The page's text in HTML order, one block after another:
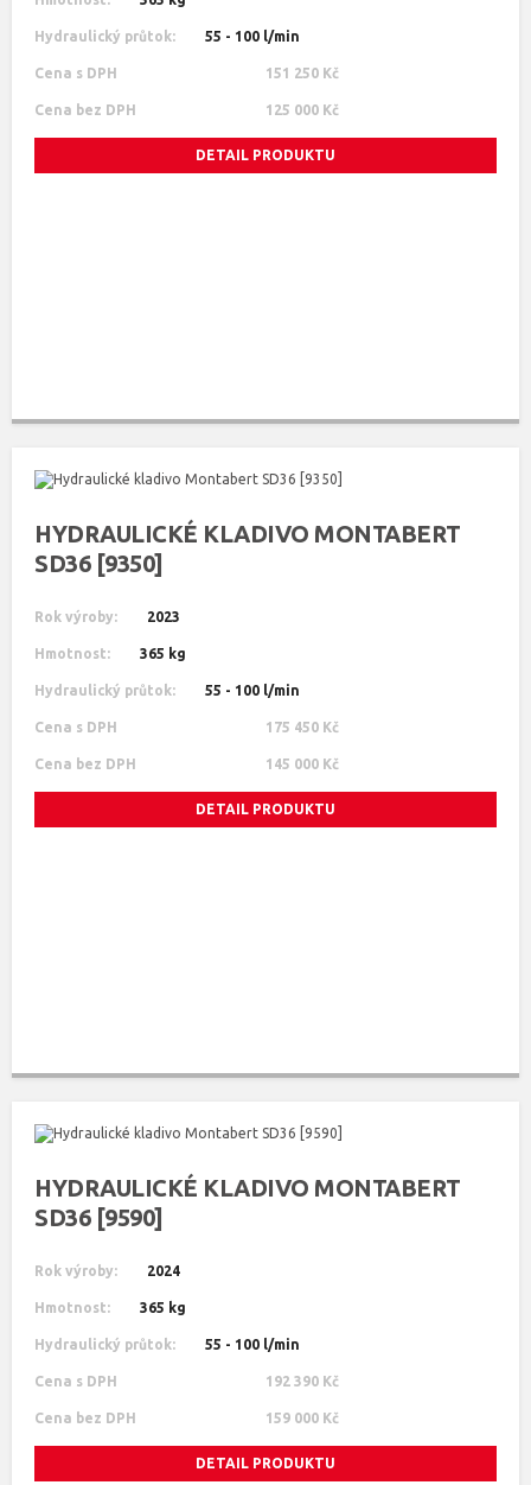
Hydraulický průtok: 55 - 100 l/min
Cena s DPH 151 250 Kč
Cena bez DPH 125 000 Kč
DETAIL PRODUKTU
HYDRAULICKÉ KLADIVO MONTABERT
SD36 [9350]
Rok výroby: 2023
Hmotnost: 365 kg
Hydraulický průtok: 55 - 100 l/min
Cena s DPH 175 450 Kč
Cena bez DPH 145 000 Kč
DETAIL PRODUKTU
HYDRAULICKÉ KLADIVO MONTABERT
SD36 [9590]
Rok výroby: 2024
Hmotnost: 365 kg
Hydraulický průtok: 55 - 100 l/min
Cena s DPH 192 390 Kč
Cena bez DPH 159 000 Kč
DETAIL PRODUKTU